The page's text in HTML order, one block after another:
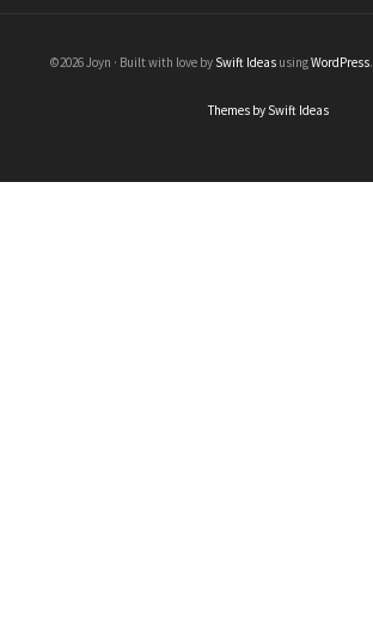
©2026 Joyn · Built with love by Swift IdeasusingWordPress.
Themes by Swift Ideas